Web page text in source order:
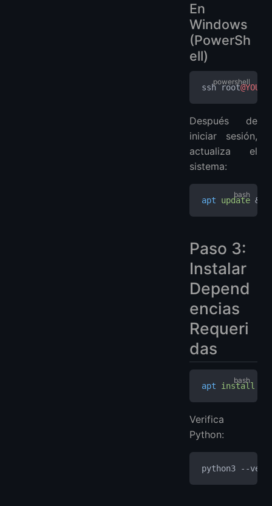
En
Windows
(PowerSh
ell)
ssh root
Después de
iniciar sesión,
actualiza el
sistema:
apt update &&
Paso 3:
Instalar
Depend
encias
Requeri
das
apt install
Verifica
Python:
python3 --